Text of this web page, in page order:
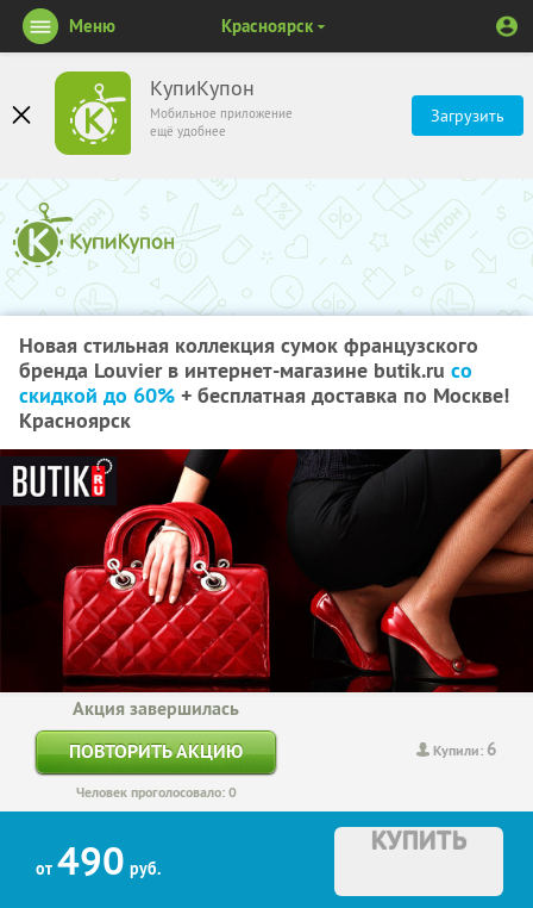
КупиКупон
Мобильное приложение
ещё удобнее
Загрузить
Меню Красноярск
Новая стильная коллекция сумок французского
бренда Louvier в интернет-магазине butik.ru со
скидкой до 60% + бесплатная доставка по Москве!
Красноярск
Купили: 6
Акция завершилась
ПОВТОРИТЬ АКЦИЮ
Человек проголосовало: 0
от 490 руб.
КУПИТЬ